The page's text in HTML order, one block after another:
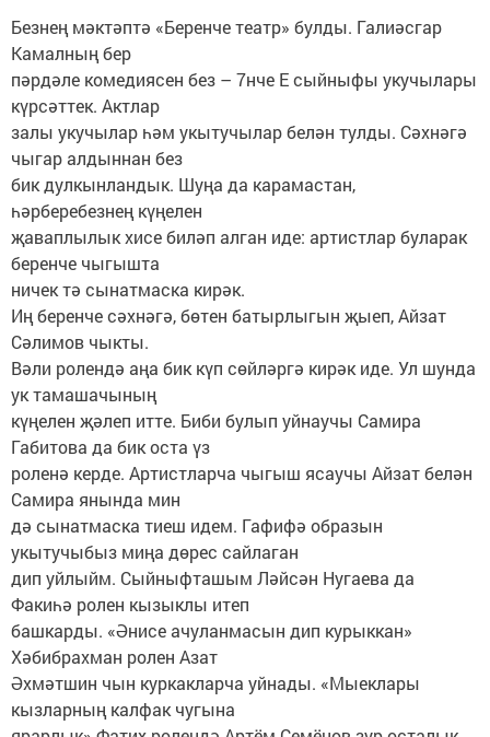
Безнең мәктәптә «Беренче театр» булды. Галиәсгар
Камалның бер
пәрдәле комедиясен без – 7нче Е сыйныфы укучылары
күрсәттек. Актлар
залы укучылар һәм укытучылар белән тулды. Сәхнәгә
чыгар алдыннан без
бик дулкынландык. Шуңа да карамастан,
һәрберебезнең күңелен
җаваплылык хисе биләп алган иде: артистлар буларак
беренче чыгышта
ничек тә сынатмаска кирәк.
Иң беренче сәхнәгә, бөтен батырлыгын җыеп, Айзат
Сәлимов чыкты.
Вәли ролендә аңа бик күп сөйләргә кирәк иде. Ул шунда
ук тамашачының
күңелен җәлеп итте. Биби булып уйнаучы Самира
Габитова да бик оста үз
роленә керде. Артистларча чыгыш ясаучы Айзат белән
Самира янында мин
дә сынатмаска тиеш идем. Гафифә образын
укытучыбыз миңа дөрес сайлаган
дип уйлыйм. Сыйныфташым Ләйсән Нугаева да
Факиһә ролен кызыклы итеп
башкарды. «Әнисе ачуланмасын дип курыккан»
Хәбибрахман ролен Азат
Әхмәтшин чын куркакларча уйнады. «Мыеклары
кызларның калфак чугына